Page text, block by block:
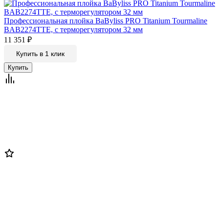
Профессиональная плойка BaByliss PRO Titanium Tourmaline
BAB2274TTE, c терморегулятором 32 мм
11 351 ₽
Купить в 1 клик